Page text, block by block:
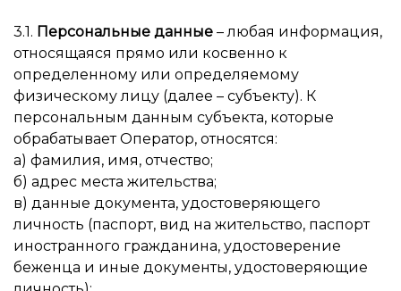
3.1. Персональные данные – любая информация,
относящаяся прямо или косвенно к
определенному или определяемому
физическому лицу (далее – субъекту). К
персональным данным субъекта, которые
обрабатывает Оператор, относятся:
а) фамилия, имя, отчество;
б) адрес места жительства;
в) данные документа, удостоверяющего
личность (паспорт, вид на жительство, паспорт
иностранного гражданина, удостоверение
беженца и иные документы, удостоверяющие